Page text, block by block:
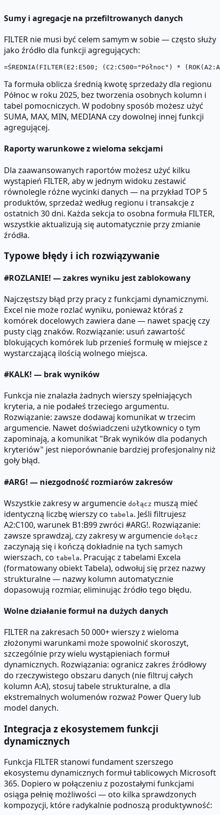
Sumy i agregacje na przefiltrowanych danych
FILTER nie musi być celem samym w sobie — często służy
jako źródło dla funkcji agregujących:
Ta formuła oblicza średnią kwotę sprzedaży dla regionu
Północ w roku 2025, bez tworzenia osobnych kolumn i
tabel pomocniczych. W podobny sposób możesz użyć
SUMA, MAX, MIN, MEDIANA czy dowolnej innej funkcji
agregującej.
Raporty warunkowe z wieloma sekcjami
Dla zaawansowanych raportów możesz użyć kilku
wystąpień FILTER, aby w jednym widoku zestawić
równolegle różne wycinki danych — na przykład TOP 5
produktów, sprzedaż według regionu i transakcje z
ostatnich 30 dni. Każda sekcja to osobna formuła FILTER,
wszystkie aktualizują się automatycznie przy zmianie
źródła.
Typowe błędy i ich rozwiązywanie
#ROZLANIE! — zakres wyniku jest zablokowany
Najczęstszy błąd przy pracy z funkcjami dynamicznymi.
Excel nie może rozlać wyniku, ponieważ któraś z
komórek docelowych zawiera dane — nawet spację czy
pusty ciąg znaków. Rozwiązanie: usuń zawartość
blokujących komórek lub przenieś formułę w miejsce z
wystarczającą ilością wolnego miejsca.
#KALK! — brak wyników
Funkcja nie znalazła żadnych wierszy spełniających
kryteria, a nie podałeś trzeciego argumentu.
Rozwiązanie: zawsze dodawaj komunikat w trzecim
argumencie. Nawet doświadczeni użytkownicy o tym
zapominają, a komunikat "Brak wyników dla podanych
kryteriów" jest nieporównanie bardziej profesjonalny niż
goły błąd.
#ARG! — niezgodność rozmiarów zakresów
Wszystkie zakresy w argumencie dołącz muszą mieć
identyczną liczbę wierszy co tabela. Jeśli filtrujesz
A2:C100, warunek B1:B99 zwróci #ARG!. Rozwiązanie:
zawsze sprawdzaj, czy zakresy w argumencie dołącz
zaczynają się i kończą dokładnie na tych samych
wierszach, co tabela. Pracując z tabelami Excela
(formatowany obiekt Tabela), odwołuj się przez nazwy
strukturalne — nazwy kolumn automatycznie
dopasowują rozmiar, eliminując źródło tego błędu.
Wolne działanie formuł na dużych danych
FILTER na zakresach 50 000+ wierszy z wieloma
złożonymi warunkami może spowolnić skoroszyt,
szczególnie przy wielu wystąpieniach formuł
dynamicznych. Rozwiązania: ogranicz zakres źródłowy
do rzeczywistego obszaru danych (nie filtruj całych
kolumn A:A), stosuj tabele strukturalne, a dla
ekstremalnych wolumenów rozważ Power Query lub
model danych.
Integracja z ekosystemem funkcji
dynamicznych
Funkcja FILTER stanowi fundament szerszego
ekosystemu dynamicznych formuł tablicowych Microsoft
365. Dopiero w połączeniu z pozostałymi funkcjami
osiąga pełnię możliwości — oto kilka sprawdzonych
kompozycji, które radykalnie podnoszą produktywność: